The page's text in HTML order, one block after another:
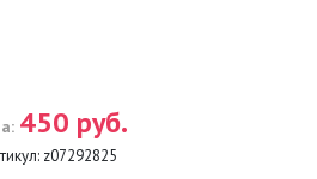
450 руб.
z07292825